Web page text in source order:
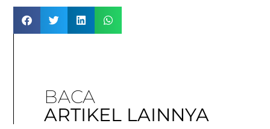
BACA
ARTIKEL LAINNYA